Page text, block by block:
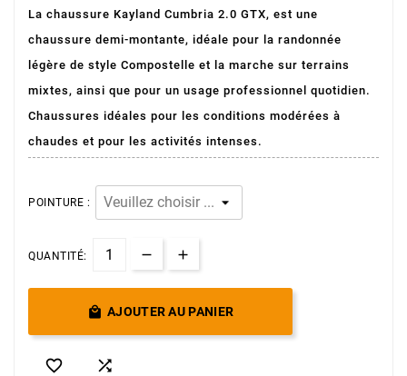
La chaussure Kayland Cumbria 2.0 GTX, est une
chaussure demi-montante, idéale pour la randonnée
légère de style Compostelle et la marche sur terrains
mixtes, ainsi que pour un usage professionnel quotidien.
Chaussures idéales pour les conditions modérées à
chaudes et pour les activités intenses.
POINTURE :
QUANTITÉ:
 AJOUTER AU PANIER
 